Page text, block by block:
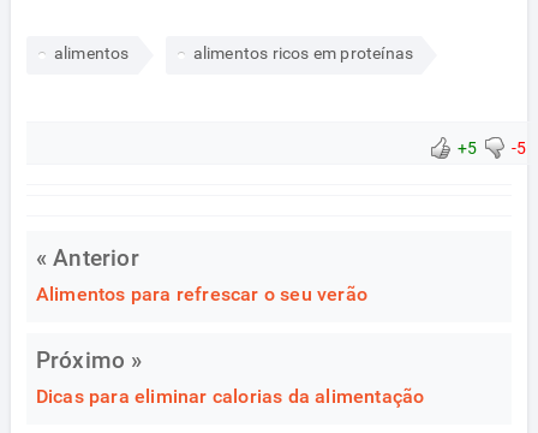
alimentos alimentos ricos em proteínas
+5 -5
« Anterior
Alimentos para refrescar o seu verão
Próximo »
Dicas para eliminar calorias da alimentação